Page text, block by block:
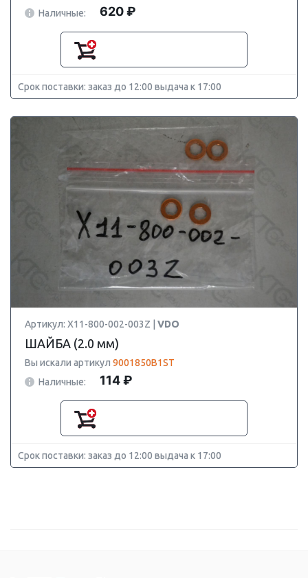
Наличные:
620 ₽
Срок поставки: заказ до 12:00 выдача к 17:00
Артикул: X11-800-002-003Z | VDO
ШАЙБА (2.0 мм)
Вы искали артикул 9001850B1ST
Наличные:
114 ₽
Срок поставки: заказ до 12:00 выдача к 17:00